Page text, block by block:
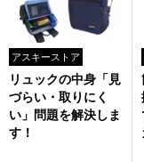
アスキーストア
リュックの中身「見
づらい・取りにく
い」問題を解決しま
す！